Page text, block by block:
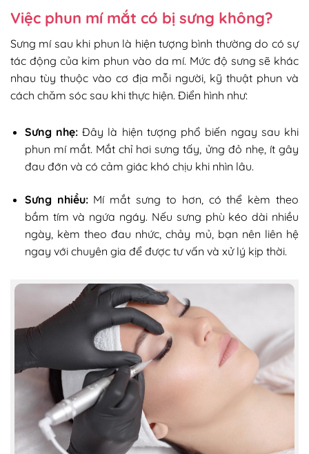
Việc phun mí mắt có bị sưng không?
Sưng mí sau khi phun là hiện tượng bình thường do có sự
tác động của kim phun vào da mí. Mức độ sưng sẽ khác
nhau tùy thuộc vào cơ địa mỗi người, kỹ thuật phun và
cách chăm sóc sau khi thực hiện. Điển hình như:
Sưng nhẹ:Đây là hiện tượng phổ biến ngay sau khi
phun mí mắt. Mắt chỉ hơi sưng tấy, ửng đỏ nhẹ, ít gây
đau đớn và có cảm giác khó chịu khi nhìn lâu.
Sưng nhiều:Mí mắt sưng to hơn, có thể kèm theo
bầm tím và ngứa ngáy. Nếu sưng phù kéo dài nhiều
ngày, kèm theo đau nhức, chảy mủ, bạn nên liên hệ
ngay với chuyên gia để được tư vấn và xử lý kịp thời.